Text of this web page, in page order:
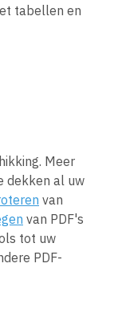
tabellen en
Meer
dekken al uw
van
van PDF's
tot uw
PDF-